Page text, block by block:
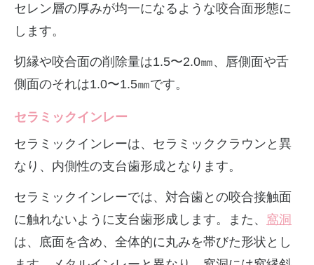
セレン層の厚みが均一になるような咬合面形態に
します。
切縁や咬合面の削除量は1.5〜2.0㎜、唇側面や舌
側面のそれは1.0〜1.5㎜です。
セラミックインレー
セラミックインレーは、セラミッククラウンと異
なり、内側性の支台歯形成となります。
セラミックインレーでは、対合歯との咬合接触面
に触れないように支台歯形成します。また、 窩洞
は、底面を含め、全体的に丸みを帯びた形状とし